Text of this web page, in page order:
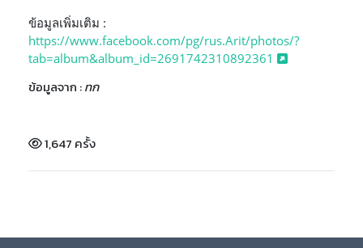
ข้อมูลเพิ่มเติม :
https://www.facebook.com/pg/rus.Arit/photos/?
tab=album&album_id=2691742310892361
ข้อมูลจาก :ทก
1,647 ครั้ง